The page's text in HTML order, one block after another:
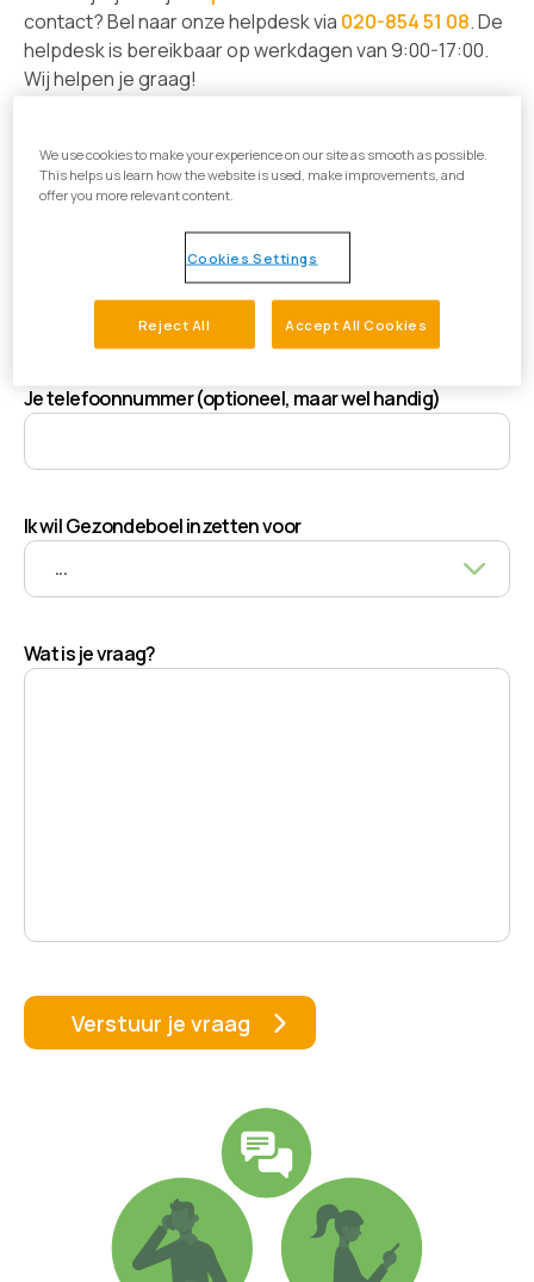
contact? Bel naar onze helpdesk via 020-854 51 08. De
helpdesk is bereikbaar op werkdagen van 9:00-17:00.
Wij helpen je graag!
Je telefoonnummer (optioneel, maar wel handig)
Ik wil Gezondeboel inzetten voor
Wat is je vraag?
We use cookies to make your experience on our site as smooth as possible.
This helps us learn how the website is used, make improvements, and
offer you more relevant content.
Cookies Settings
Reject All Accept All Cookies